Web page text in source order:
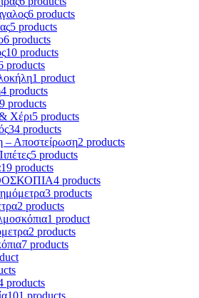
6 products
5 products
6 products
10 products
products
1 product
4 products
products
Χέρι5 products
34 products
– Αποστείρωση2 products
5 products
19 products
4 products
3 products
2 products
1 product
2 products
7 products
products
101 products